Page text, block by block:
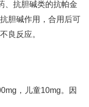
、抗胆碱类的抗帕金
胆碱作用，合用后可
良反应。
，儿童10mg。因